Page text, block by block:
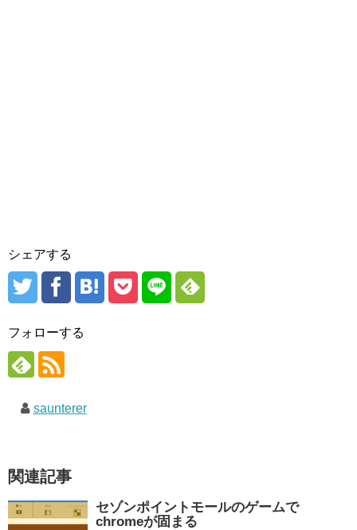
シェアする
フォローする
saunterer
関連記事
セゾンポイントモールのゲームで
chromeが固まる